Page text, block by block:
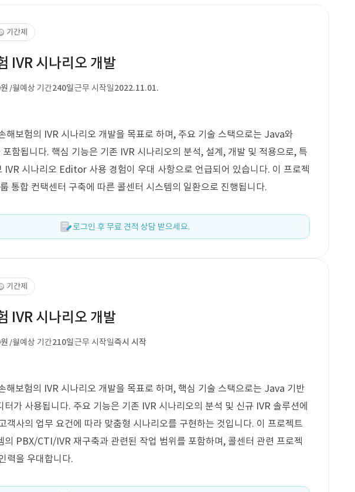
기간제
IVR 시나리오 개발
/월예상 기간240일근무 시작일2022.11.01.
해보험의 IVR 시나리오 개발을 목표로 하며, 주요 기술 스택으로는 Java와
함됩니다. 핵심 기능은 기존 IVR 시나리오의 분석, 설계, 개발 및 적용으로, 특
IVR 시나리오 Editor 사용 경험이 우대 사항으로 언급되어 있습니다. 이 프로젝
통합 컨택센터 구축에 따른 콜센터 시스템의 일환으로 진행됩니다.
로그인 후 무료 견적 상담 받으세요.
기간제
IVR 시나리오 개발
/월예상 기간210일근무 시작일즉시 시작
해보험의 IVR 시나리오 개발을 목표로 하며, 핵심 기술 스택으로는 Java 기반
터가 사용됩니다. 주요 기능은 기존 IVR 시나리오의 분석 및 신규 IVR 솔루션에
객사의 업무 요건에 따라 맞춤형 시나리오를 구현하는 것입니다. 이 프로젝트
의 PBX/CTI/IVR 재구축과 관련된 작업 범위를 포함하며, 콜센터 관련 프로젝
력을 우대합니다.